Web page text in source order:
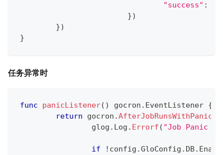
"success" :
})
})
}
任务异常时
func panicListener( ) gocron . EventListener {
return gocron .AfterJobRunsWithPanic
		glog
. Log . Errorf ( "Job Panic！
if ! config .GloConfig . DB.